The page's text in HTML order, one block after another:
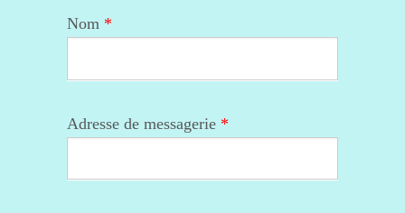
Nom *
Adresse de messagerie *